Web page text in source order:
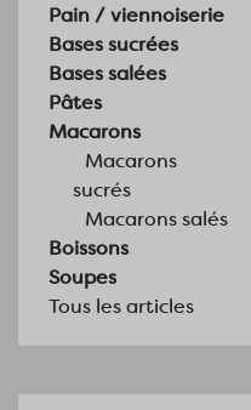
Pain / viennoiserie
Bases sucrées
Bases salées
Pâtes
Macarons
Macarons
sucrés
Macarons salés
Boissons
Soupes
Tous les articles